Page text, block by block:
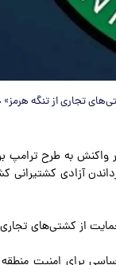
تجاری از تنگه
واکنش به طرح ترامپ
آزادی
از کشتی‌های تجاری